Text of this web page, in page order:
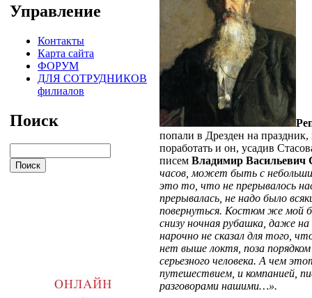
Управление
Контакты
Карта сайта
ФОРУМ
ДЛЯ СОТРУДНИКОВ
филиалов
Поиск
попали в Дрезден на
поработать и он, усадив
писем Владимир Васильевич
часов, может быть с
это то, что не прерывалось
прерывалась, не надо было
повернуться. Костюм же мой
снизу ночная рубашка, даже
нарочно не сказал для того,
нет выше локтя, поза
серьезного человека. А чем
путешествием, и компанией,
разговорами нашими…».